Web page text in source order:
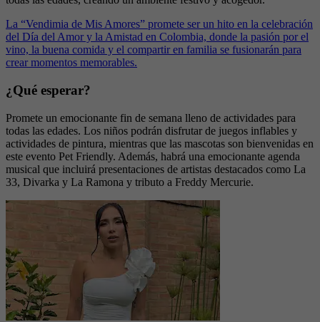
La “Vendimia de Mis Amores” promete ser un hito en la celebración
del Día del Amor y la Amistad en Colombia, donde la pasión por el
vino, la buena comida y el compartir en familia se fusionarán para
crear momentos memorables.
¿Qué esperar?
Promete un emocionante fin de semana lleno de actividades para
todas las edades. Los niños podrán disfrutar de juegos inflables y
actividades de pintura, mientras que las mascotas son bienvenidas en
este evento Pet Friendly. Además, habrá una emocionante agenda
musical que incluirá presentaciones de artistas destacados como La
33, Divarka y La Ramona y tributo a Freddy Mercurie.